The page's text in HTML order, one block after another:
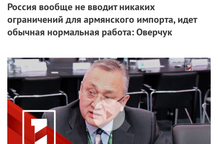
Россия вообще не вводит никаких
ограничений для армянского импорта, идет
обычная нормальная работа: Оверчук